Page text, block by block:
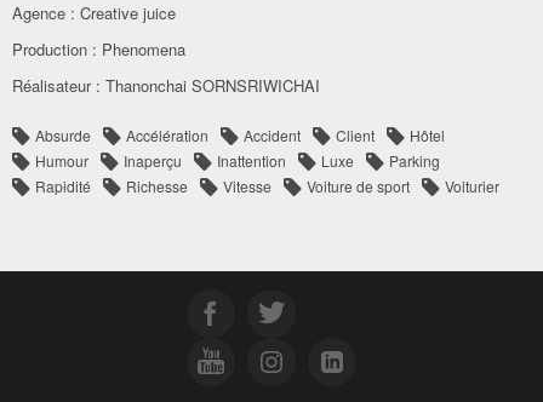
Agence : Creative juice
Production : Phenomena
Réalisateur : Thanonchai SORNSRIWICHAI
Absurde Accélération Accident Client
Hôtel
Humour
Inaperçu Inattention Luxe
Parking
Rapidité
Richesse Vitesse Voiture de sport Voiturier